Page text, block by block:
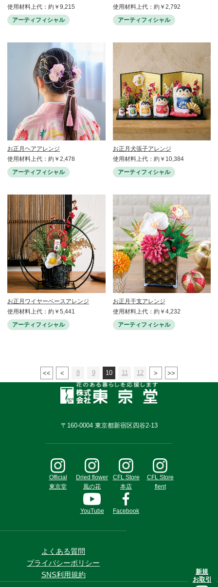
使用材料上代：約￥9,215
アーティフィシャル
使用材料上代：約￥2,792
アーティフィシャル
お正月ヘアアレンジ
使用材料上代：約￥2,478
アーティフィシャル
お正月犬張子アレンジ
使用材料上代：約￥10,384
アーティフィシャル
お正月ワイヤーベースアレンジ
使用材料上代：約￥5,441
アーティフィシャル
お正月干支アレンジ
使用材料上代：約￥4,232
アーティフィシャル
8 9 10 11 12
新規
お取引
〒160-0004 東京都新宿区四谷2-13
Official
東京堂
Dried flower
風の花
CFL Store
本店
CFL Store
flent
YouTube Facebook
よくある質問
プライバシーポリシー
SNS利用規約